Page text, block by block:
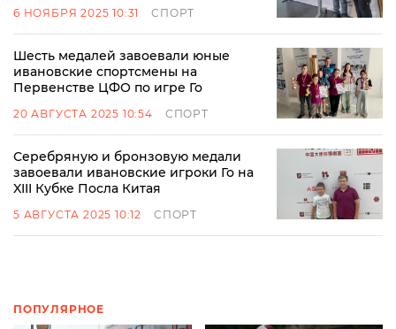
6 НОЯБРЯ 2025 10:31 СПОРТ
Шесть медалей завоевали юные
ивановские спортсмены на
Первенстве ЦФО по игре Го
20 АВГУСТА 2025 10:54 СПОРТ
Серебряную и бронзовую медали
завоевали ивановские игроки Го на
XIII Кубке Посла Китая
5 АВГУСТА 2025 10:12 СПОРТ
ПОПУЛЯРНОЕ